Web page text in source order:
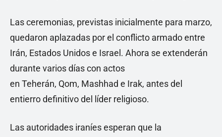
Las ceremonias, previstas inicialmente para marzo,
quedaron aplazadas por el conflicto armado entre
Irán, Estados Unidos e Israel. Ahora se extenderán
durante varios días con actos
en Teherán, Qom, Mashhad e Irak, antes del
entierro definitivo del líder religioso.
Las autoridades iraníes esperan que la